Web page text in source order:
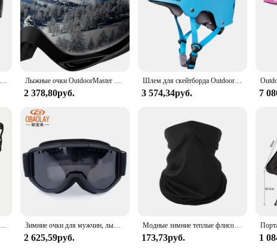
gear; it's a statement of safety and style. Designed with the avid outdoor
the most demanding activities. Coupled with an EPS foam lining, it provides
reduces wind resistance, allowing you to focus on your performance without
up the slopes on your skis, the OutdoorMaster Cycling Helmet is your
ensure a snug, customizable fit for all head sizes. The helmet's multiple
weather conditions, making it an indispensable piece of gear for any outdoor
an excellent addition to any vendor's or supplier's inventory. Its durability and
a convenient option for retailers looking to expand their offerings. With its CE
safety standards. Whether you're a retailer, a wholesaler, or a supplier, the
Лыжный шлем OutdoorMaster MIPS, шлем для сноуборда для мужчин, женщин и молодежи, зимний шлем с 8 регулируемыми вентиляционными отверстиями, корпусом ПК и пеной EPS Лыжные очки OutdoorMaster OTG — очки для лыж/снеуборда для мужчин, женщин и молодежи — 100% защита от ультрафиолета
2 378,80руб.
Шлем для скейтборда OutdoorMaster, велосипедный шлем, два съемных вкладыша, вентиляция, разные виды спорта
3 574,34руб. 7
Противоскользящие ледобуты с 8 зубьями для активного отдыха, зимней рыбалки и прогулок по снегу, альпинизма, кемпинга Зимние очки для мужчин, лыжные очки, двухслойные противотуманные ветрозащитные очки для альпинизма на открытом воздухе, UV400, зимние солнцезащитные очки
2 625,59руб.
Модные зимние теплые флисовые гетры для кемпинга, лыжный шарф-труба, сноубордический шарф для мужчин и женщин, велосипедный морозостойкий воротник на открытом воздухе
173,73руб. 1